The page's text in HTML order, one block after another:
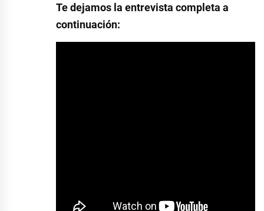
Te dejamos la entrevista completa a
continuación: